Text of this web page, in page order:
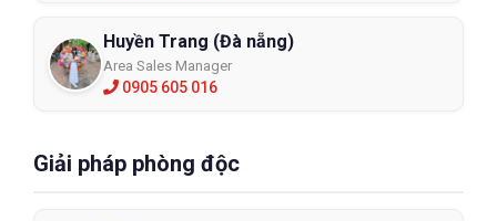
Huyền Trang (Đà nẵng)
Area Sales Manager
0905 605 016
Giải pháp phòng độc